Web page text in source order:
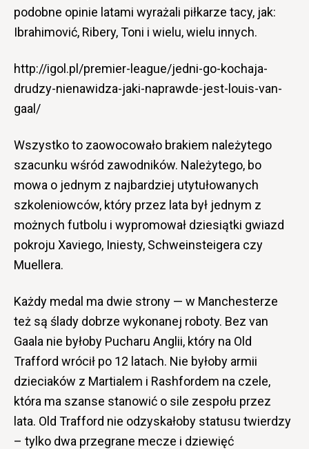
podobne opinie latami wyrażali piłkarze tacy, jak:
Ibrahimović, Ribery, Toni i wielu, wielu innych.
http://igol.pl/premier-league/jedni-go-kochaja-
drudzy-nienawidza-jaki-naprawde-jest-louis-van-
gaal/
Wszystko to zaowocowało brakiem należytego
szacunku wśród zawodników. Należytego, bo
mowa o jednym z najbardziej utytułowanych
szkoleniowców, który przez lata był jednym z
możnych futbolu i wypromował dziesiątki gwiazd
pokroju Xaviego, Iniesty, Schweinsteigera czy
Muellera.
Każdy medal ma dwie strony — w Manchesterze
też są ślady dobrze wykonanej roboty. Bez van
Gaala nie byłoby Pucharu Anglii, który na Old
Trafford wrócił po 12 latach. Nie byłoby armii
dzieciaków z Martialem i Rashfordem na czele,
która ma szanse stanowić o sile zespołu przez
lata. Old Trafford nie odzyskałoby statusu twierdzy
– tylko dwa przegrane mecze i dziewięć